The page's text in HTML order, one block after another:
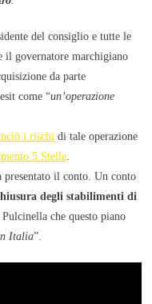
del consiglio e tutte le
il governatore marchigiano
da parte
come “un’operazione
i rischi di tale operazione
5 Stelle.
il conto. Un conto
degli stabilimenti di
che questo piano
Italia”.